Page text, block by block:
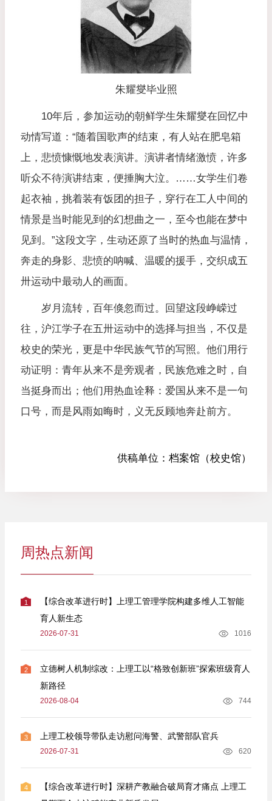
朱耀燮毕业照
10年后，参加运动的朝鲜学生朱耀燮在回忆中
动情写道：“随着国歌声的结束，有人站在肥皂箱
上，悲愤慷慨地发表演讲。演讲者情绪激愤，许多
听众不待演讲结束，便捶胸大泣。……女学生们卷
起衣袖，挑着装有饭团的担子，穿行在工人中间的
情景是当时能见到的幻想曲之一，至今也能在梦中
见到。”这段文字，生动还原了当时的热血与温情，
奔走的身影、悲愤的呐喊、温暖的援手，交织成五
卅运动中最动人的画面。
岁月流转，百年倏忽而过。回望这段峥嵘过
往，沪江学子在五卅运动中的选择与担当，不仅是
校史的荣光，更是中华民族气节的写照。他们用行
动证明：青年从来不是旁观者，民族危难之时，自
当挺身而出；他们用热血诠释：爱国从来不是一句
口号，而是风雨如晦时，义无反顾地奔赴前方。
供稿单位： 档案馆（校史馆）
周热点新闻
1
【综合改革进行时】上理工管理学院构建多维人工智能
育人新生态
2026-07-31 1016
2
立德树人机制综改：上理工以“格致创新班”探索班级育人
新路径
2026-08-04 744
3 上理工校领导带队走访慰问海警、武警部队官兵
2026-07-31 620
4
【综合改革进行时】深耕产教融合破局育才痛点 上理工